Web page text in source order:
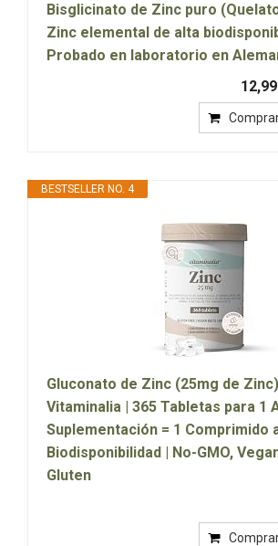
Bisglicinato de Zinc puro
Zinc elemental de alta
Probado en laboratorio en
BESTSELLER NO. 4
Gluconato de Zinc (25mg de
Vitaminalia | 365 Tabletas para 1
Suplementación = 1 Comprimido
Biodisponibilidad | No-GMO,
Gluten